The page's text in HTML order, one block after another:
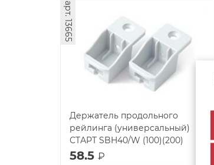
Держатель продольного
рейлинга (универсальный)
СТАРТ SBH40/W (100)(200)
арт. 13665
58.5 ₽